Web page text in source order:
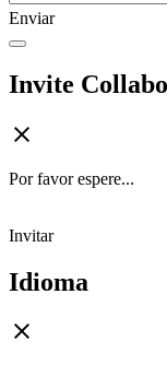
Enviar
Invite
Por favor espere...
Invitar
Idioma